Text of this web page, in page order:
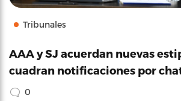
Tribunales
AAA y SJ acuerdan nuevas
cuadran notificaciones por
0